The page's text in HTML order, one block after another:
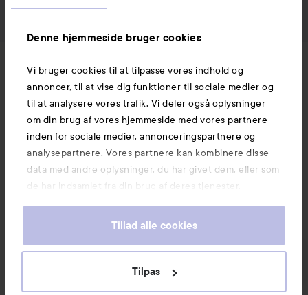
Denne hjemmeside bruger cookies
Vi bruger cookies til at tilpasse vores indhold og
annoncer, til at vise dig funktioner til sociale medier og
til at analysere vores trafik. Vi deler også oplysninger
om din brug af vores hjemmeside med vores partnere
inden for sociale medier, annonceringspartnere og
analysepartnere. Vores partnere kan kombinere disse
data med andre oplysninger, du har givet dem, eller som
de har indsamlet fra din brug af deres tjenester.
Tillad alle cookies
Tilpas
Nyheder og tilbud
Følg os
Kundeservice
Information
Mere at udforske